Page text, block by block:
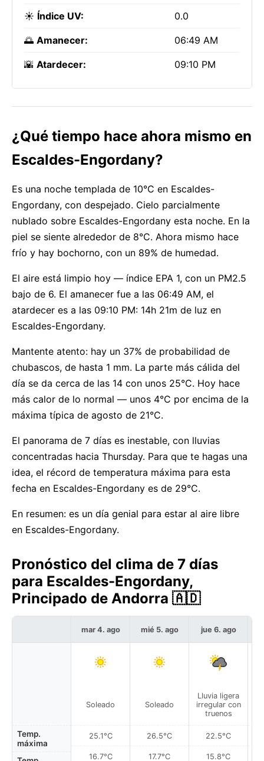
☀️ Índice UV: 0.0
🌅 Amanecer: 06:49 AM
🌇 Atardecer: 09:10 PM
¿Qué tiempo hace ahora mismo en
Escaldes-Engordany?
Es una noche templada de 10°C en Escaldes-
Engordany, con despejado. Cielo parcialmente
nublado sobre Escaldes-Engordany esta noche. En la
piel se siente alrededor de 8°C. Ahora mismo hace
frío y hay bochorno, con un 89% de humedad.
El aire está limpio hoy — índice EPA 1, con un PM2.5
bajo de 6. El amanecer fue a las 06:49 AM, el
atardecer es a las 09:10 PM: 14h 21m de luz en
Escaldes-Engordany.
Mantente atento: hay un 37% de probabilidad de
chubascos, de hasta 1 mm. La parte más cálida del
día se da cerca de las 14 con unos 25°C. Hoy hace
más calor de lo normal — unos 4°C por encima de la
máxima típica de agosto de 21°C.
El panorama de 7 días es inestable, con lluvias
concentradas hacia Thursday. Para que te hagas una
idea, el récord de temperatura máxima para esta
fecha en Escaldes-Engordany es de 29°C.
En resumen: es un día genial para estar al aire libre
en Escaldes-Engordany.
Pronóstico del clima de 7 días
para Escaldes-Engordany,
Principado de Andorra 🇦🇩
Temp.
máxima
mar 4. ago
Soleado
25.1°C
16.7°C
mié 5. ago
Soleado
26.5°C
17.7°C
jue 6. ago
Lluvia ligera
irregular con
truenos
22.5°C
15.8°C